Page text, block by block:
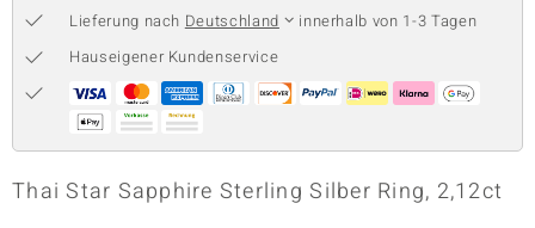
Classics
Lieferung nach Deutschland
innerhalb von 1-3 Tagen
Hauseigener Kundenservice
Thai Star Sapphire Sterling Silber Ring, 2,12ct